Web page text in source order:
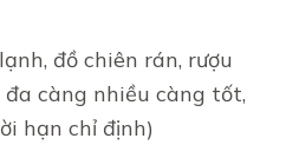
đồ chiên rán, rượu
càng nhiều càng tốt,
hạn chỉ định)